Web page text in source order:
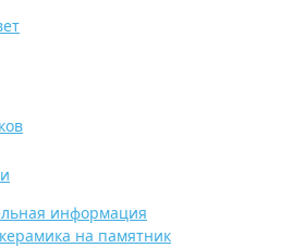
информация
на памятник